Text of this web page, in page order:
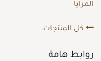
المرايا
كل المنتجات
روابط هامة